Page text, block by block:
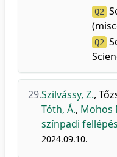
Q2
Q2
29.Szilvássy, Z.,
Tóth, Á., Mohos
színpadi
2024.09.10.